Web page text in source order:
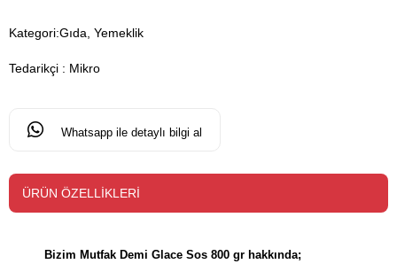
Kategori:Gıda, Yemeklik
Tedarikçi : Mikro
Whatsapp ile detaylı bilgi al
ÜRÜN ÖZELLIKLERI
Bizim Mutfak Demi Glace Sos 800 gr hakkında;